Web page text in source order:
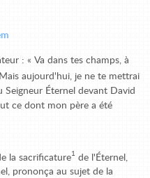
: « Va dans tes champs, à
Mais aujourd'hui, je ne te mettrai
Éternel devant David
ce dont mon père a été
la sacrificature1 de l'Éternel,
prononça au sujet de la